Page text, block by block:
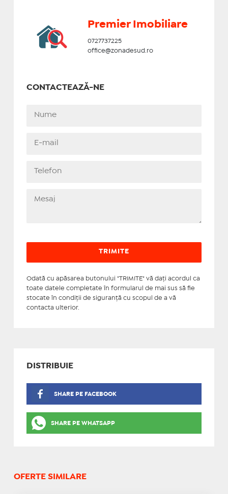
Premier Imobiliare
0727737225
office@zonadesud.ro
CONTACTEAZĂ-NE
Odată cu apăsarea butonului "TRIMITE" vă daţi acordul ca
toate datele completate în formularul de mai sus să fie
stocate în condiţii de siguranţă cu scopul de a vă
contacta ulterior.
DISTRIBUIE
SHARE PE FACEBOOK
SHARE PE WHATSAPP
OFERTE SIMILARE